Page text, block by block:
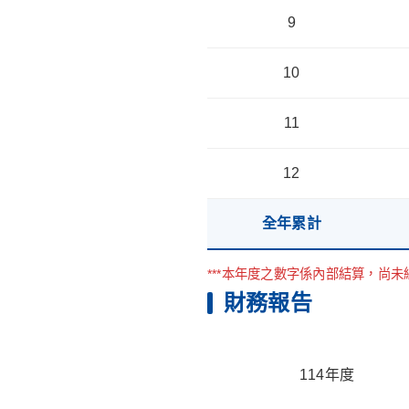
9
10
11
12
全年累計
***本年度之數字係內部結算，尚未
財務報告
114年度